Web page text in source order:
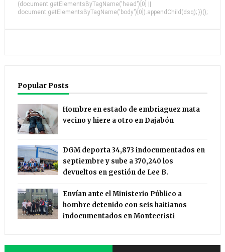
(document.getElementsByTagName('head')[0] ||
document.getElementsByTagName('body')[0]).appendChild(dsq); })();
Popular Posts
Hombre en estado de embriaguez mata
vecino y hiere a otro en Dajabón
DGM deporta 34,873 indocumentados en
septiembre y sube a 370,240 los
devueltos en gestión de Lee B.
Envían ante el Ministerio Público a
hombre detenido con seis haitianos
indocumentados en Montecristi